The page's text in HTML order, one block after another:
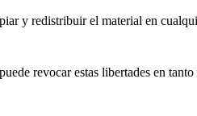
y redistribuir el material en
revocar estas libertades en